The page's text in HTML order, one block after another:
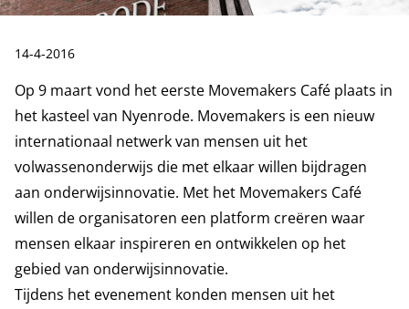
Publicatiedatum:
14-4-2016
Op 9 maart vond het eerste Movemakers Café plaats in
het kasteel van Nyenrode. Movemakers is een nieuw
internationaal netwerk van mensen uit het
volwassenonderwijs die met elkaar willen bijdragen
aan onderwijsinnovatie. Met het Movemakers Café
willen de organisatoren een platform creëren waar
mensen elkaar inspireren en ontwikkelen op het
gebied van onderwijsinnovatie.
Tijdens het evenement konden mensen uit het